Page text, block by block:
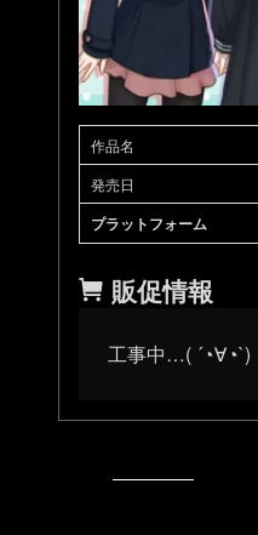
作品名
発売日
プラットフォーム
販促情報
工事中…( ´◔∀◔`)ゞ